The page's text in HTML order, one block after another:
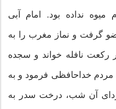
نداده بود. امام آبی
گرفت و نماز مغرب را به
رکعت نافله خواند و سجده
مردم خداحافظی فرمود و به
آن شب، درخت سدر به